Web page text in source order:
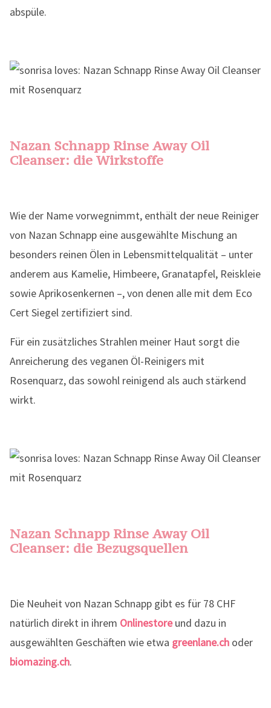
abspüle.
Nazan Schnapp Rinse Away Oil
Cleanser: die Wirkstoffe
Wie der Name vorwegnimmt, enthält der neue Reiniger
von Nazan Schnapp eine ausgewählte Mischung an
besonders reinen Ölen in Lebensmittelqualität – unter
anderem aus Kamelie, Himbeere, Granatapfel, Reiskleie
sowie Aprikosenkernen –, von denen alle mit dem Eco
Cert Siegel zertifiziert sind.
Für ein zusätzliches Strahlen meiner Haut sorgt die
Anreicherung des veganen Öl-Reinigers mit
Rosenquarz, das sowohl reinigend als auch stärkend
wirkt.
Nazan Schnapp Rinse Away Oil
Cleanser: die Bezugsquellen
Die Neuheit von Nazan Schnapp gibt es für 78 CHF
natürlich direkt in ihrem Onlinestoreund dazu in
ausgewählten Geschäften wie etwa greenlane.ch oder
biomazing.ch.